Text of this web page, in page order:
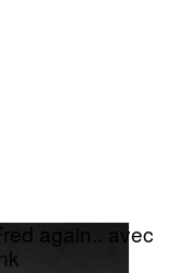
again.. avec